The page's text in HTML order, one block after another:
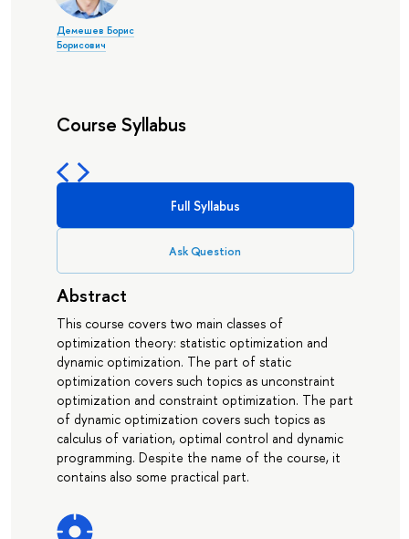
Демешев Борис
Борисович
Course Syllabus
Full Syllabus
Ask Question
Abstract
This course covers two main classes of
optimization theory: statistic optimization and
dynamic optimization. The part of static
optimization covers such topics as unconstraint
optimization and constraint optimization. The part
of dynamic optimization covers such topics as
calculus of variation, optimal control and dynamic
programming. Despite the name of the course, it
contains also some practical part.